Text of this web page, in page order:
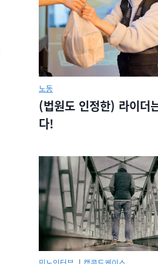
노동
(법원도 인정한) 라이더
다!